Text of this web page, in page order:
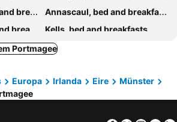
Annascaul, bed and breakfasts
Kells, bed and breakfasts
Glenbeigh, bed and breakfasts
Glencar, bed and breakfasts
Knightstown, bed and breakfasts
Portmagee
Europa Irlanda Eire
Münster